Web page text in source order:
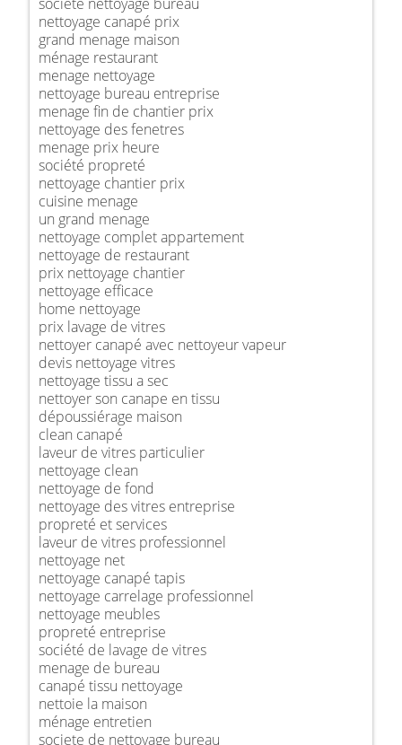
nettoyage canapé prix
grand menage maison
ménage restaurant
menage nettoyage
nettoyage bureau entreprise
menage fin de chantier prix
nettoyage des fenetres
menage prix heure
société propreté
nettoyage chantier prix
cuisine menage
un grand menage
nettoyage complet appartement
nettoyage de restaurant
prix nettoyage chantier
nettoyage efficace
home nettoyage
prix lavage de vitres
nettoyer canapé avec nettoyeur vapeur
devis nettoyage vitres
nettoyage tissu a sec
nettoyer son canape en tissu
dépoussiérage maison
clean canapé
laveur de vitres particulier
nettoyage clean
nettoyage de fond
nettoyage des vitres entreprise
propreté et services
laveur de vitres professionnel
nettoyage net
nettoyage canapé tapis
nettoyage carrelage professionnel
nettoyage meubles
propreté entreprise
société de lavage de vitres
menage de bureau
canapé tissu nettoyage
nettoie la maison
ménage entretien
societe de nettoyage bureau